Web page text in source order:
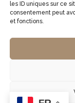
les ID uniques sur ce
consentement peut
et fonctions.
JE